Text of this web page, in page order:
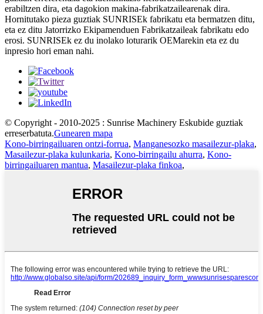
erabiltzen dira, eta dagokion makina-fabrikatzailearenak dira.
Hornitutako pieza guztiak SUNRISEk fabrikatu eta bermatzen ditu,
eta ez ditu Jatorrizko Ekipamenduen Fabrikatzaileak fabrikatu edo
erosi. SUNRISEk ez du inolako loturarik OEMarekin eta ez du
inpresio hori eman nahi.
© Copyright - 2010-2025 : Sunrise Machinery Eskubide guztiak
erreserbatuta.Gunearen mapa
Kono-birringailuaren ontzi-forrua, Manganesozko masailezur-plaka,
Masailezur-plaka kulunkaria, Kono-birringailu ahurra, Kono-
birringailuaren mantua, Masailezur-plaka finkoa,